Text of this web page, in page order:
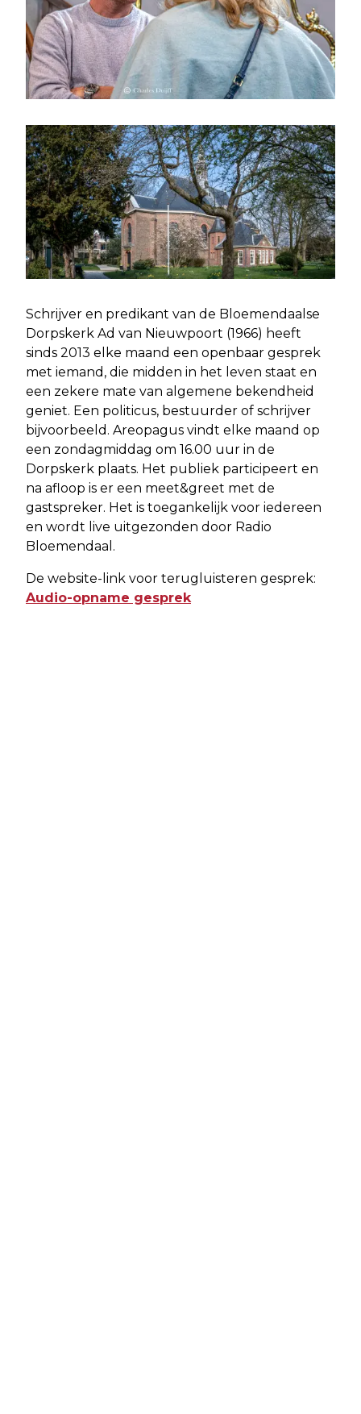
Schrijver en predikant van de Bloemendaalse
Dorpskerk Ad van Nieuwpoort (1966) heeft
sinds 2013 elke maand een openbaar gesprek
met iemand, die midden in het leven staat en
een zekere mate van algemene bekendheid
geniet. Een politicus, bestuurder of schrijver
bijvoorbeeld. Areopagus vindt elke maand op
een zondagmiddag om 16.00 uur in de
Dorpskerk plaats. Het publiek participeert en
na afloop is er een meet&greet met de
gastspreker. Het is toegankelijk voor iedereen
en wordt live uitgezonden door Radio
Bloemendaal.
De website-link voor terugluisteren gesprek:
Audio-opname gesprek